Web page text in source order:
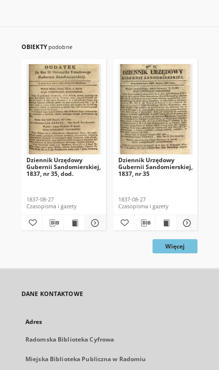
OBIEKTY podobne
Dziennik Urzędowy
Gubernii Sandomierskiej,
1837, nr 35, dod.
1837-08-27
Czasopisma i gazety
Dziennik Urzędowy
Gubernii Sandomierskiej,
1837, nr 35
1837-08-27
Czasopisma i gazety
Więcej
DANE KONTAKTOWE
Adres
Radomska Biblioteka Cyfrowa
Miejska Biblioteka Publiczna w Radomiu